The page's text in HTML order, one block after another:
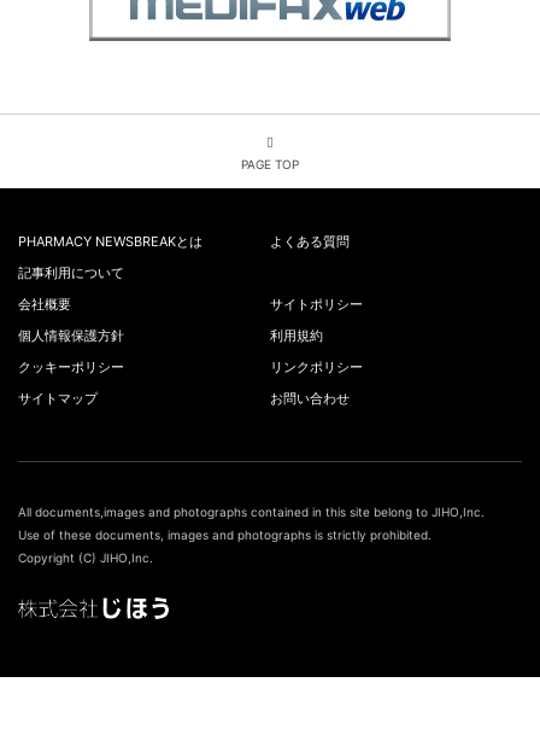
PAGE TOP
PHARMACY NEWSBREAKとは
よくある質問
記事利用について
会社概要
サイトポリシー
個人情報保護方針
利用規約
クッキーポリシー
リンクポリシー
サイトマップ
お問い合わせ
All documents,images and photographs contained in this site belong to JIHO,Inc.
Use of these documents, images and photographs is strictly prohibited.
Copyright (C) JIHO,Inc.